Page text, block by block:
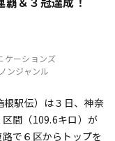
ケーションズ
ンジャンル
駅伝）は３日、神奈
間（109.6キロ）が
で６区からトップを